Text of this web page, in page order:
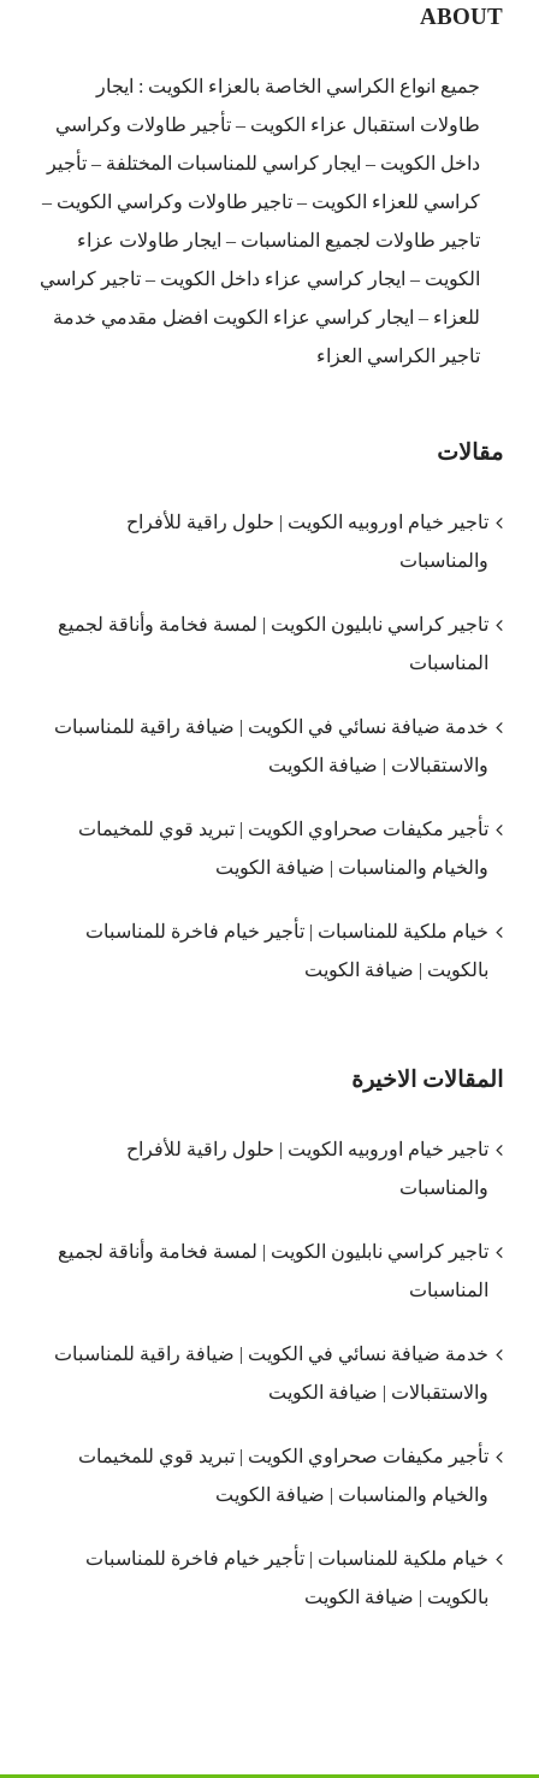
ABOUT
جميع انواع الكراسي الخاصة بالعزاء الكويت : ايجار
طاولات استقبال عزاء الكويت – تأجير طاولات وكراسي
داخل الكويت – ايجار كراسي للمناسبات المختلفة – تأجير
كراسي للعزاء الكويت – تاجير طاولات وكراسي الكويت –
تاجير طاولات لجميع المناسبات – ايجار طاولات عزاء
الكويت – ايجار كراسي عزاء داخل الكويت – تاجير كراسي
للعزاء – ايجار كراسي عزاء الكويت افضل مقدمي خدمة
تاجير الكراسي العزاء
مقالات
تاجير خيام اوروبيه الكويت | حلول راقية للأفراح
والمناسبات
تاجير كراسي نابليون الكويت | لمسة فخامة وأناقة لجميع
المناسبات
خدمة ضيافة نسائي في الكويت | ضيافة راقية للمناسبات
والاستقبالات | ضيافة الكويت
تأجير مكيفات صحراوي الكويت | تبريد قوي للمخيمات
والخيام والمناسبات | ضيافة الكويت
خيام ملكية للمناسبات | تأجير خيام فاخرة للمناسبات
بالكويت | ضيافة الكويت
المقالات الاخيرة
تاجير خيام اوروبيه الكويت | حلول راقية للأفراح
والمناسبات
تاجير كراسي نابليون الكويت | لمسة فخامة وأناقة لجميع
المناسبات
خدمة ضيافة نسائي في الكويت | ضيافة راقية للمناسبات
والاستقبالات | ضيافة الكويت
تأجير مكيفات صحراوي الكويت | تبريد قوي للمخيمات
والخيام والمناسبات | ضيافة الكويت
خيام ملكية للمناسبات | تأجير خيام فاخرة للمناسبات
بالكويت | ضيافة الكويت